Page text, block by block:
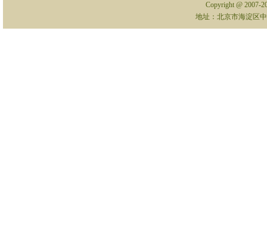
Copyright @ 2007-
地址：北京市海淀区